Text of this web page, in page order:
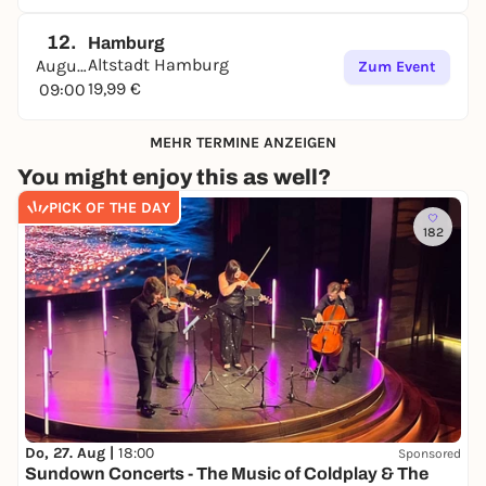
Für wen ist das Erlebnis?
Für Paare, die mehr wollen als „Was machen wir
heute?“.
spontane Dates oder einfach den Moment, in dem
ihr sagt: Heute gehört die Zeit uns.
Was ihr braucht
Ein Smartphone
Etwas Akku
Lust auf gemeinsame Abenteuer
Den Rest übernimmt die Mission.
12.
August
09:00
Hamburg
Altstadt Hamburg
19,99 €
Zum Event
MEHR TERMINE ANZEIGEN
You might enjoy this as well?
PICK OF THE DAY
182
Do, 27. Aug | 18:00 Sponsored
Sundown Concerts - The Music of Coldplay & The